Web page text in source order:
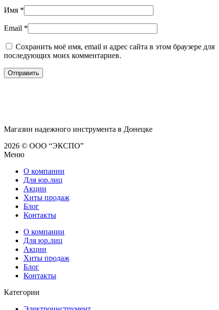
Имя *
Email *
Сохранить моё имя, email и адрес сайта в этом браузере для
последующих моих комментариев.
Магазин надежного инструмента в Донецке
2026 © ООО “ЭКСПО”
Меню
О компании
Для юр.лиц
Акции
Хиты продаж
Блог
Контакты
О компании
Для юр.лиц
Акции
Хиты продаж
Блог
Контакты
Категории